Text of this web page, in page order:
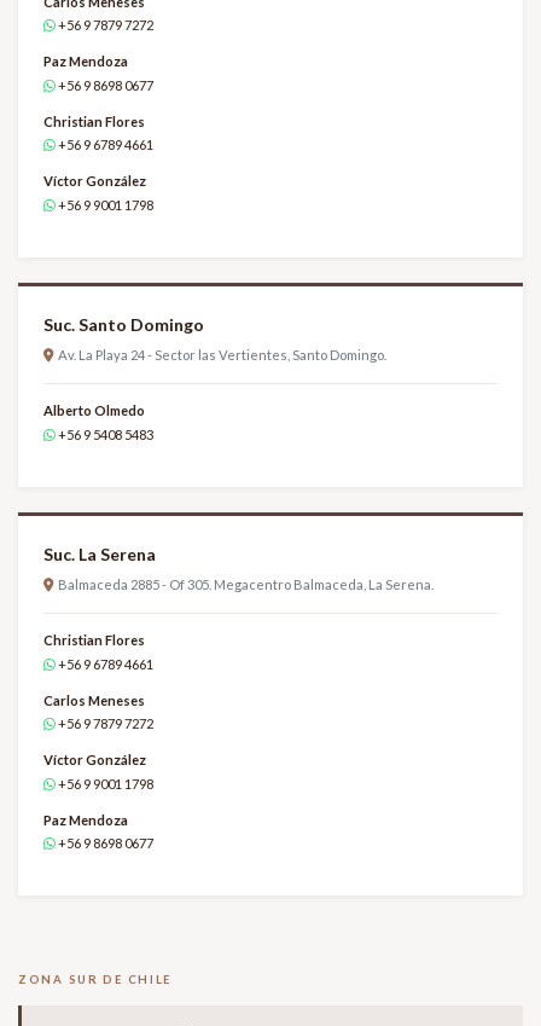
+56 9 7879 7272
Paz Mendoza
+56 9 8698 0677
Christian Flores
+56 9 6789 4661
Víctor González
+56 9 9001 1798
Suc. Santo Domingo
Av. La Playa 24 - Sector las Vertientes, Santo Domingo.
Alberto Olmedo
+56 9 5408 5483
Suc. La Serena
Balmaceda 2885 - Of 305. Megacentro Balmaceda, La Serena.
Christian Flores
+56 9 6789 4661
Carlos Meneses
+56 9 7879 7272
Víctor González
+56 9 9001 1798
Paz Mendoza
+56 9 8698 0677
ZONA SUR DE CHILE